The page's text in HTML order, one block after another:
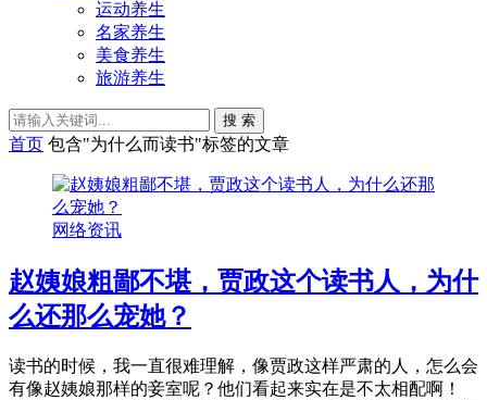
运动养生
名家养生
美食养生
旅游养生
搜 索
首页 包含"为什么而读书"标签的文章
网络资讯
赵姨娘粗鄙不堪，贾政这个读书人，为什
么还那么宠她？
读书的时候，我一直很难理解，像贾政这样严肃的人，怎么会
有像赵姨娘那样的妾室呢？他们看起来实在是不太相配啊！